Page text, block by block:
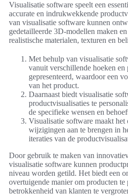
Visualisatie software speelt een
accurate en indrukwekkende
van visualisatie software kunnen
gedetailleerde 3D-modellen maken
realistische materialen, texturen en
Met behulp van visualisatie
vanuit verschillende hoeken en
gepresenteerd, waardoor een
van het product.
Daarnaast biedt visualisatie
productvisualisaties te
de specifieke wensen en
Visualisatie software maakt
wijzigingen aan te brengen in
iteraties van de
Door gebruik te maken van
visualisatie software kunnen
niveau worden getild. Het biedt een
overtuigende manier om producten te
betrokkenheid van klanten te